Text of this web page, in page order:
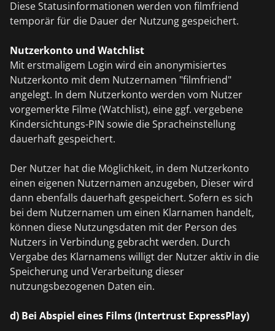
Diese Statusinformationen werden von filmfriend
temporär für die Dauer der Nutzung gespeichert.
Nutzerkonto und Watchlist
Mit erstmaligem Login wird ein anonymisiertes
Nutzerkonto mit dem Nutzernamen "filmfriend"
angelegt. In dem Nutzerkonto werden vom Nutzer
vorgemerkte Filme (Watchlist), eine ggf. vergebene
Kindersichtungs-PIN sowie die Spracheinstellung
dauerhaft gespeichert.
Der Nutzer hat die Möglichkeit, in dem Nutzerkonto
einen eigenen Nutzernamen anzugeben, Dieser wird
dann ebenfalls dauerhaft gespeichert. Sofern es sich
bei dem Nutzernamen um einen Klarnamen handelt,
können diese Nutzungsdaten mit der Person des
Nutzers in Verbindung gebracht werden. Durch
Vergabe des Klarnamens willigt der Nutzer aktiv in die
Speicherung und Verarbeitung dieser
nutzungsbezogenen Daten ein.
d) Bei Abspiel eines Films (Intertrust ExpressPlay)